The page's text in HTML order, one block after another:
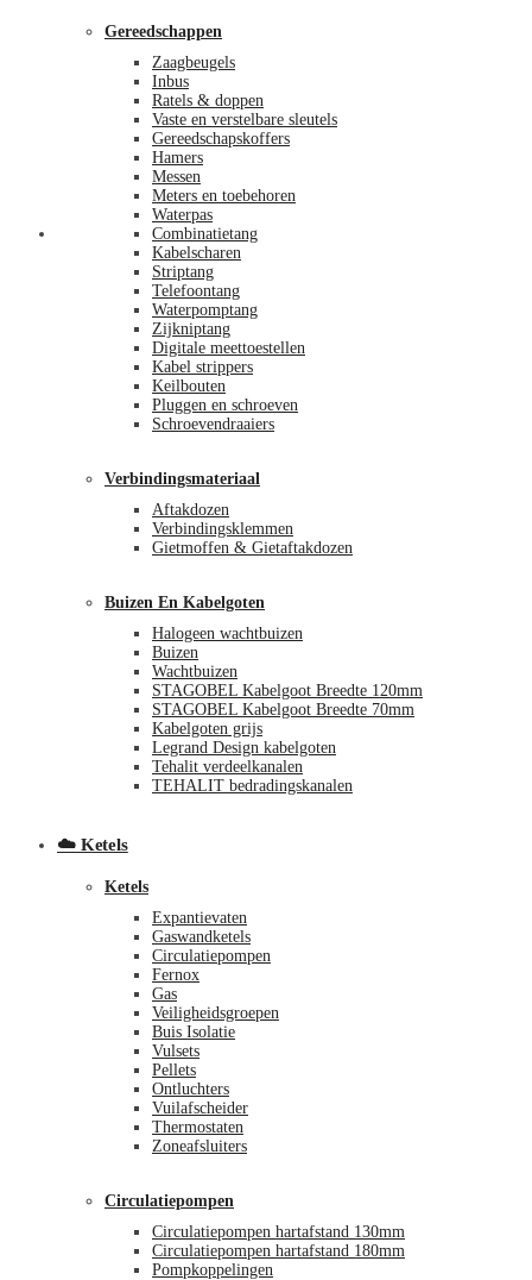
Gereedschappen
Zaagbeugels
Inbus
Ratels & doppen
Vaste en verstelbare sleutels
Gereedschapskoffers
Hamers
Messen
Meters en toebehoren
Waterpas
Combinatietang
Kabelscharen
Striptang
Telefoontang
Waterpomptang
Zijkniptang
Digitale meettoestellen
Kabel strippers
Keilbouten
Pluggen en schroeven
Schroevendraaiers
Verbindingsmateriaal
Aftakdozen
Verbindingsklemmen
Gietmoffen & Gietaftakdozen
Buizen En Kabelgoten
Halogeen wachtbuizen
Buizen
Wachtbuizen
STAGOBEL Kabelgoot Breedte 120mm
STAGOBEL Kabelgoot Breedte 70mm
Kabelgoten grijs
Legrand Design kabelgoten
Tehalit verdeelkanalen
TEHALIT bedradingskanalen
☁️ Ketels
Ketels
Expantievaten
Gaswandketels
Circulatiepompen
Fernox
Gas
Veiligheidsgroepen
Buis Isolatie
Vulsets
Pellets
Ontluchters
Vuilafscheider
Thermostaten
Zoneafsluiters
Circulatiepompen
Circulatiepompen hartafstand 130mm
Circulatiepompen hartafstand 180mm
Pompkoppelingen